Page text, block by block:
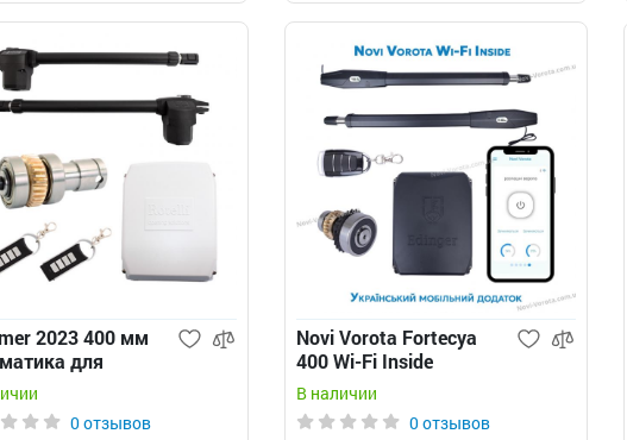
2023 400 мм
для
ворот
0 отзывов
Novi Vorota Fortecya
400 Wi-Fi Inside
автоматика для
распашных ворот
В наличии
0 отзывов